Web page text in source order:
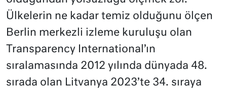
Ülkelerin ne kadar temiz olduğunu ölçen
Berlin merkezli izleme kuruluşu olan
Transparency International’ın
sıralamasında 2012 yılında dünyada 48.
sırada olan Litvanya 2023’te 34. sıraya